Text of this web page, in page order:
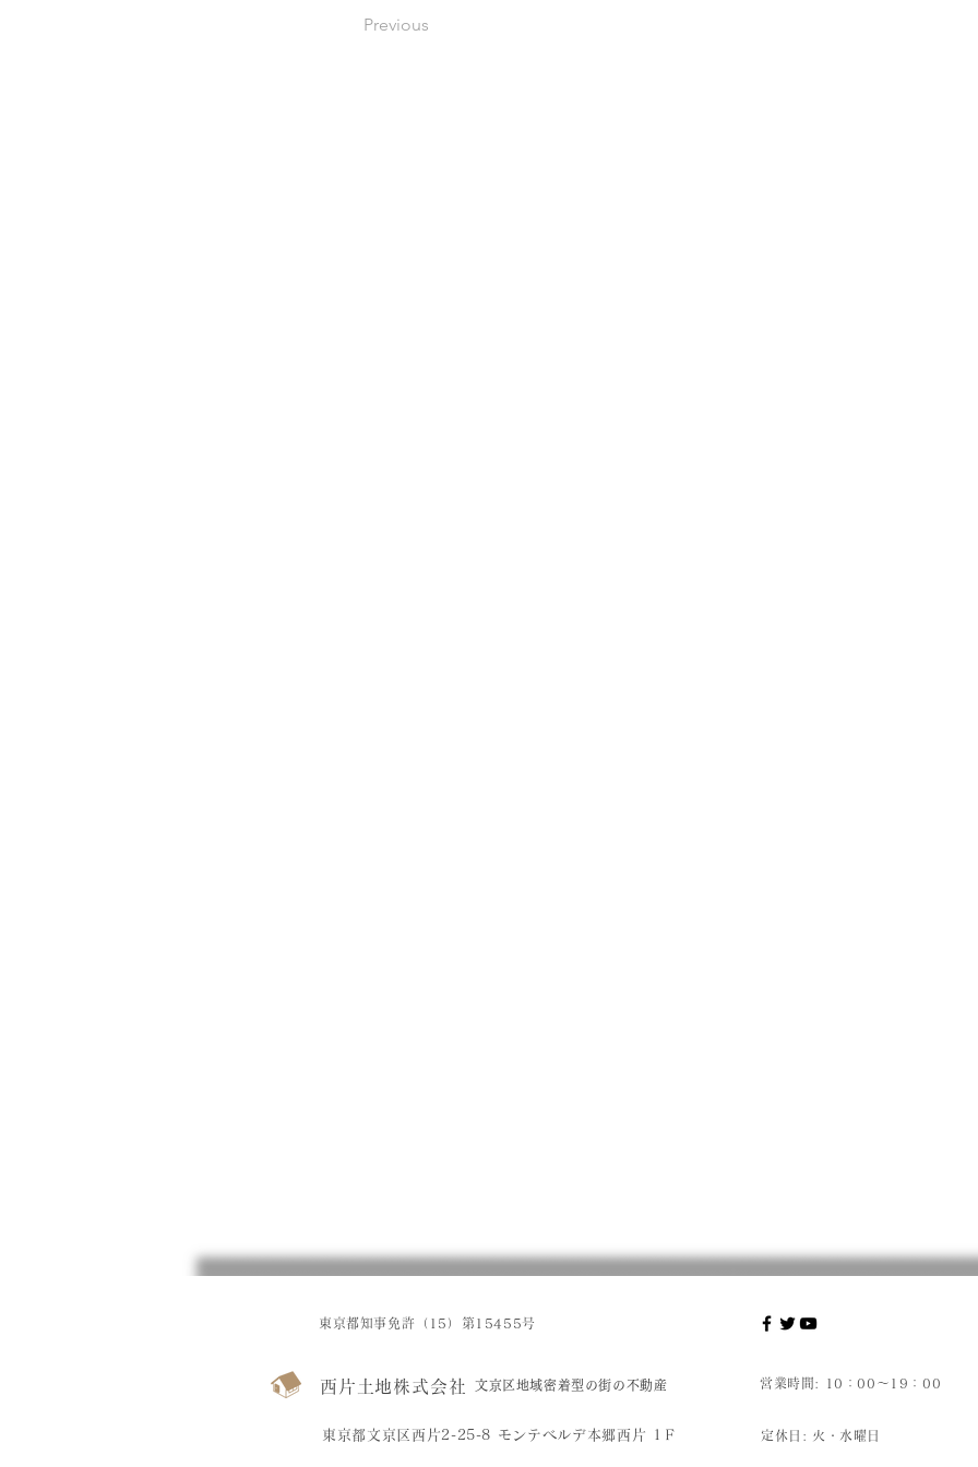
Previous
東京都知事免許（15）第15455号
西片土地株式会社 文京区地域密着型の街の不動産 営業時間: 10：00～19：00
東京都文京区西片2-25-8 モンテベルデ本郷西片 1Ｆ 定休日: 火・水曜日